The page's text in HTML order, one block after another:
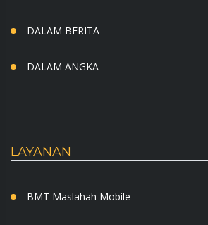
DALAM BERITA
DALAM ANGKA
LAYANAN
BMT Maslahah Mobile